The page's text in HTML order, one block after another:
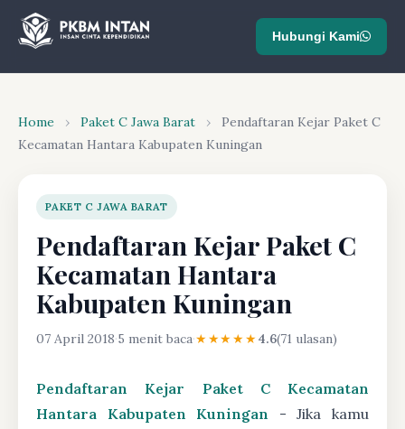
Hubungi Kami
Home › Paket C Jawa Barat ›
Pendaftaran Kejar Paket C
Kecamatan Hantara Kabupaten Kuningan
PAKET C JAWA BARAT
Pendaftaran Kejar Paket C
Kecamatan Hantara
Kabupaten Kuningan
07 April 2018·5 menit baca·★★★★★4.6(71 ulasan)
Pendaftaran Kejar Paket C Kecamatan
Hantara Kabupaten Kuningan - Jika kamu